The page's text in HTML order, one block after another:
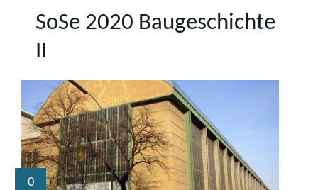
SoSe 2020 Baugeschichte
II
0